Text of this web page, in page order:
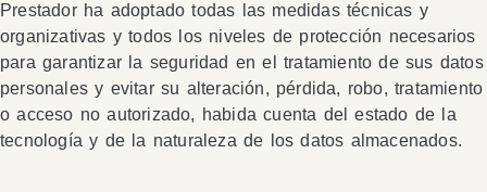
Prestador ha adoptado todas las medidas técnicas y
organizativas y todos los niveles de protección necesarios
para garantizar la seguridad en el tratamiento de sus datos
personales y evitar su alteración, pérdida, robo, tratamiento
o acceso no autorizado, habida cuenta del estado de la
tecnología y de la naturaleza de los datos almacenados.